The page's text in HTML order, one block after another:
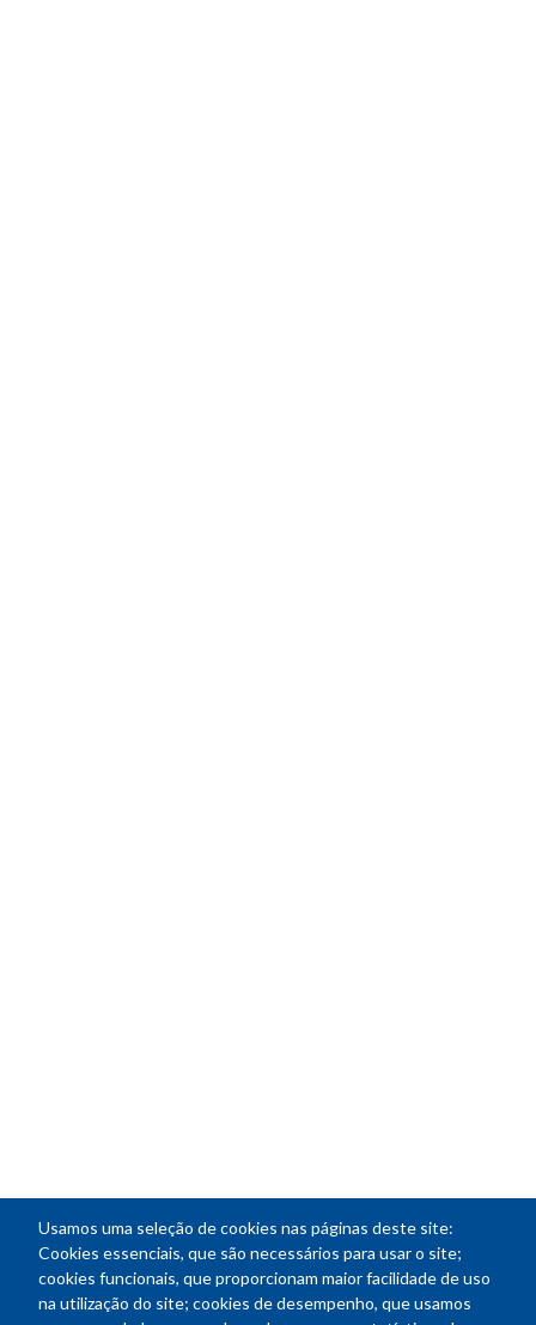
Usamos uma seleção de cookies nas páginas deste site:
Cookies essenciais, que são necessários para usar o site;
cookies funcionais, que proporcionam maior facilidade de uso
na utilização do site; cookies de desempenho, que usamos